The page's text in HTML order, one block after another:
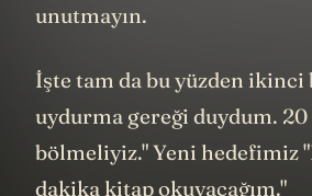
unutmayın.
İşte tam da bu yüzden
uydurma gereği duydum. 20
bölmeliyiz." Yeni hedefimiz
dakika kitap okuyacağım."